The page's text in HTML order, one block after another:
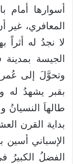
أسوارها أمام
المعافري،
لا نجدُ له
الجيسة بمدينة
وتحوَّلَ إلى
بقبر يشهدُ له
طالهاَ
بداية القرن
الفضلُ الكبيرُ